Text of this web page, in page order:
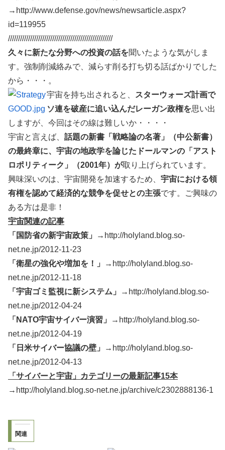
→http://www.defense.gov/news/newsarticle.aspx?
id=119955
////////////////////////////////////////////////////
久々に新たな分野への投資の話を聞いたような気がしま
す。強制削減絡みで、減らす削る打ち切る話ばかりでした
から・・・。
宇宙を持ち出されると、
スターウォーズ計画で
ソ連を破産に追い込んだレーガン政権を思い出
しますが、今回はその線は難しいか・・・・
宇宙と言えば、 話題の新書「戦略論の名著」（中公新書）
の最終章に、宇宙の地政学を論じたドールマンの「アスト
ロポリティーク」（2001年）が取り上げられています。
興味深いのは、宇宙開発を加速するため、 宇宙における領
有権を認めて経済的な競争を促せとの主張です。ご興味の
ある方は是非！
宇宙関連の記事
「国防省の新宇宙政策」→ http://holyland.blog.so-
net.ne.jp/2012-11-23
「衛星の強化や増加を！」→ http://holyland.blog.so-
net.ne.jp/2012-11-18
「宇宙ゴミ監視に新システム」
→http://holyland.blog.so-
net.ne.jp/2012-04-24
「NATO宇宙サイバー演習」
→http://holyland.blog.so-
net.ne.jp/2012-04-19
「日米サイバー協議の壁」
→http://holyland.blog.so-
net.ne.jp/2012-04-13
「サイバーと宇宙」カテゴリーの最新記事15本
→http://holyland.blog.so-net.ne.jp/archive/c2302888136-1
関連